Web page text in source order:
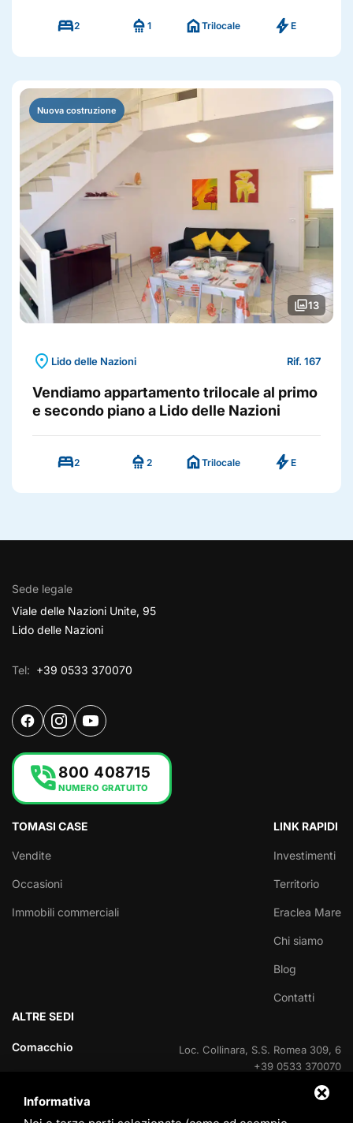
Informativa
bed2 shower 1 homeTrilocale boltE
Nuova costruzione
photo_library13
location_on Lido delle Nazioni Rif. 167
Vendiamo appartamento trilocale al primo
e secondo piano a Lido delle Nazioni
bed2 shower 2 homeTrilocale boltE
Sede legale
Viale delle Nazioni Unite, 95
Lido delle Nazioni
Tel: +39 0533 370070
phone_in_talk800 408715
NUMERO GRATUITO
TOMASI CASE
Vendite
Occasioni
Immobili commerciali
LINK RAPIDI
Investimenti
Territorio
Eraclea Mare
Chi siamo
Blog
Contatti
ALTRE SEDI
Comacchio
Loc. Collinara, S.S. Romea 309, 6
+39 0533 370070
Lido delle Nazioni
Viale delle Nazioni Unite, 95